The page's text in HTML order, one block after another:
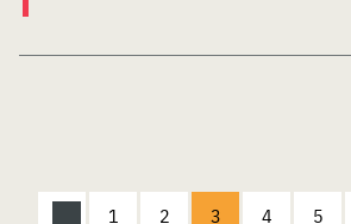
1 2 3 4 5